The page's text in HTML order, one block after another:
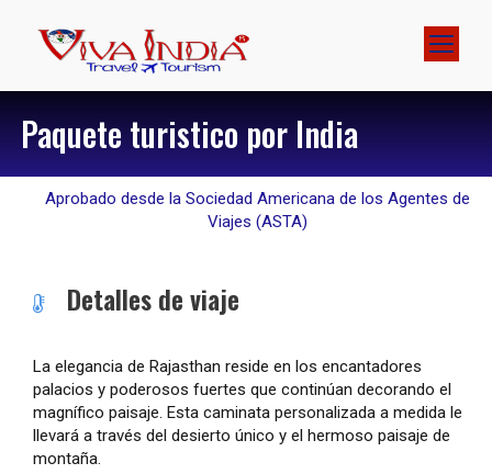
Paquete turistico por India
Aprobado desde la Sociedad Americana de los Agentes de
Viajes (ASTA)
Detalles de viaje
La elegancia de Rajasthan reside en los encantadores
palacios y poderosos fuertes que continúan decorando el
magnífico paisaje. Esta caminata personalizada a medida le
llevará a través del desierto único y el hermoso paisaje de
montaña.